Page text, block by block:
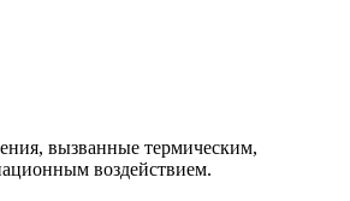
вызванные термическим,
воздействием.